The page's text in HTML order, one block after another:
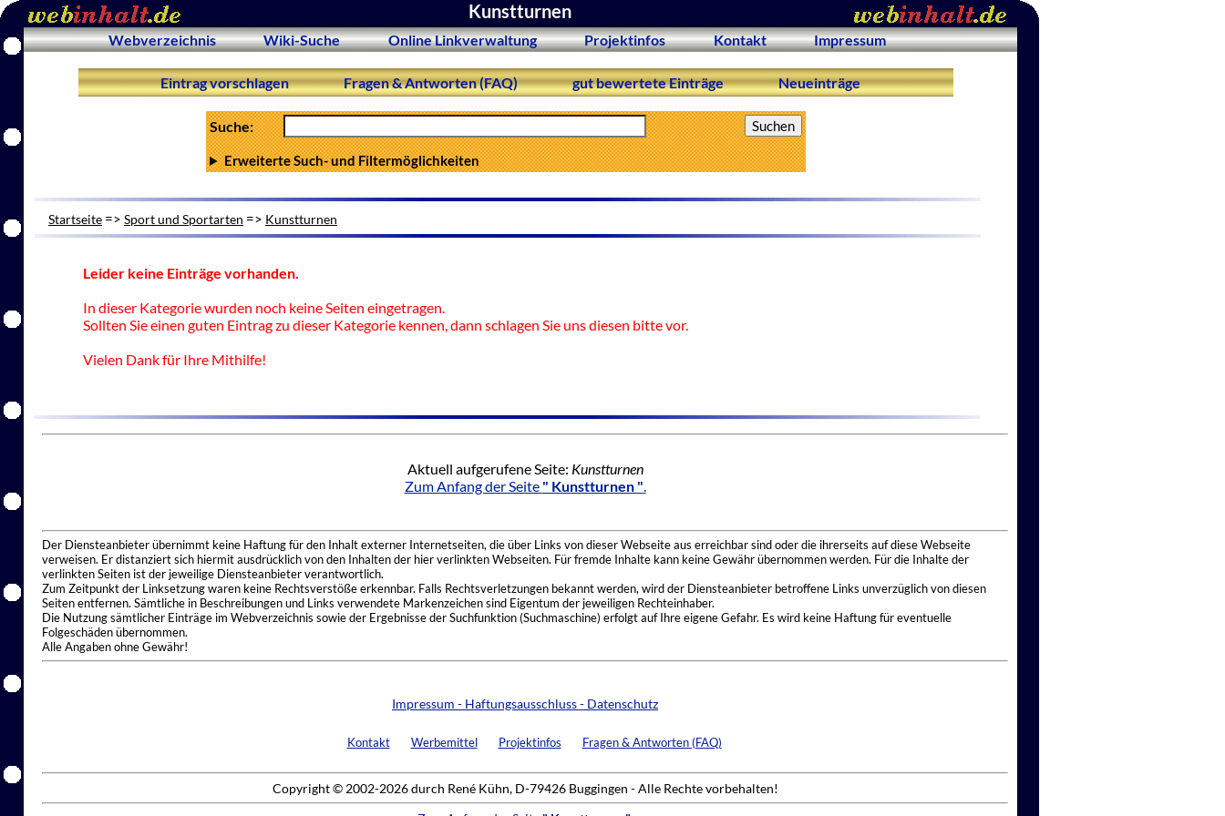
Kunstturnen
Webverzeichnis Wiki-Suche Online Linkverwaltung Projektinfos Kontakt Impressum
Eintrag vorschlagen Fragen & Antworten (FAQ) gut bewertete Einträge Neueinträge
Suche:
Erweiterte Such- und Filtermöglichkeiten
Startseite => Sport und Sportarten => Kunstturnen
Leider keine Einträge vorhanden.
In dieser Kategorie wurden noch keine Seiten eingetragen.
Sollten Sie einen guten Eintrag zu dieser Kategorie kennen, dann schlagen Sie uns diesen bitte vor.
Vielen Dank für Ihre Mithilfe!
Aktuell aufgerufene Seite: Kunstturnen
Zum Anfang der Seite " Kunstturnen ".
Der Diensteanbieter übernimmt keine Haftung für den Inhalt externer Internetseiten, die über Links von dieser Webseite aus erreichbar sind oder die ihrerseits auf diese Webseite
verweisen. Er distanziert sich hiermit ausdrücklich von den Inhalten der hier verlinkten Webseiten. Für fremde Inhalte kann keine Gewähr übernommen werden. Für die Inhalte der
verlinkten Seiten ist der jeweilige Diensteanbieter verantwortlich.
Zum Zeitpunkt der Linksetzung waren keine Rechtsverstöße erkennbar. Falls Rechtsverletzungen bekannt werden, wird der Diensteanbieter betroffene Links unverzüglich von diesen
Seiten entfernen. Sämtliche in Beschreibungen und Links verwendete Markenzeichen sind Eigentum der jeweiligen Rechteinhaber.
Die Nutzung sämtlicher Einträge im Webverzeichnis sowie der Ergebnisse der Suchfunktion (Suchmaschine) erfolgt auf Ihre eigene Gefahr. Es wird keine Haftung für eventuelle
Folgeschäden übernommen.
Alle Angaben ohne Gewähr!
Impressum - Haftungsausschluss - Datenschutz
Kontakt Werbemittel Projektinfos Fragen & Antworten (FAQ)
Copyright © 2002-2026 durch René Kühn, D-79426 Buggingen - Alle Rechte vorbehalten!